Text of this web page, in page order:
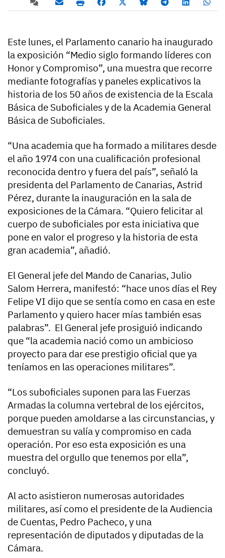
Este lunes, el Parlamento canario ha inaugurado
la exposición “Medio siglo formando líderes con
Honor y Compromiso”, una muestra que recorre
mediante fotografías y paneles explicativos la
historia de los 50 años de existencia de la Escala
Básica de Suboficiales y de la Academia General
Básica de Suboficiales.
“Una academia que ha formado a militares desde
el año 1974 con una cualificación profesional
reconocida dentro y fuera del país”, señaló la
presidenta del Parlamento de Canarias, Astrid
Pérez, durante la inauguración en la sala de
exposiciones de la Cámara. “Quiero felicitar al
cuerpo de suboficiales por esta iniciativa que
pone en valor el progreso y la historia de esta
gran academia”, añadió.
El General jefe del Mando de Canarias, Julio
Salom Herrera, manifestó: “hace unos días el Rey
Felipe VI dijo que se sentía como en casa en este
Parlamento y quiero hacer mías también esas
palabras”. El General jefe prosiguió indicando
que “la academia nació como un ambicioso
proyecto para dar ese prestigio oficial que ya
teníamos en las operaciones militares”.
“Los suboficiales suponen para las Fuerzas
Armadas la columna vertebral de los ejércitos,
porque pueden amoldarse a las circunstancias, y
demuestran su valía y compromiso en cada
operación. Por eso esta exposición es una
muestra del orgullo que tenemos por ella”,
concluyó.
Al acto asistieron numerosas autoridades
militares, así como el presidente de la Audiencia
de Cuentas, Pedro Pacheco, y una
representación de diputados y diputadas de la
Cámara.